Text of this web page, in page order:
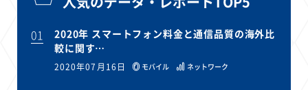
01
2020年 スマートフォン料金と通信品質の海外比
較に関す…
2020年07月16日 モバイル ネットワーク